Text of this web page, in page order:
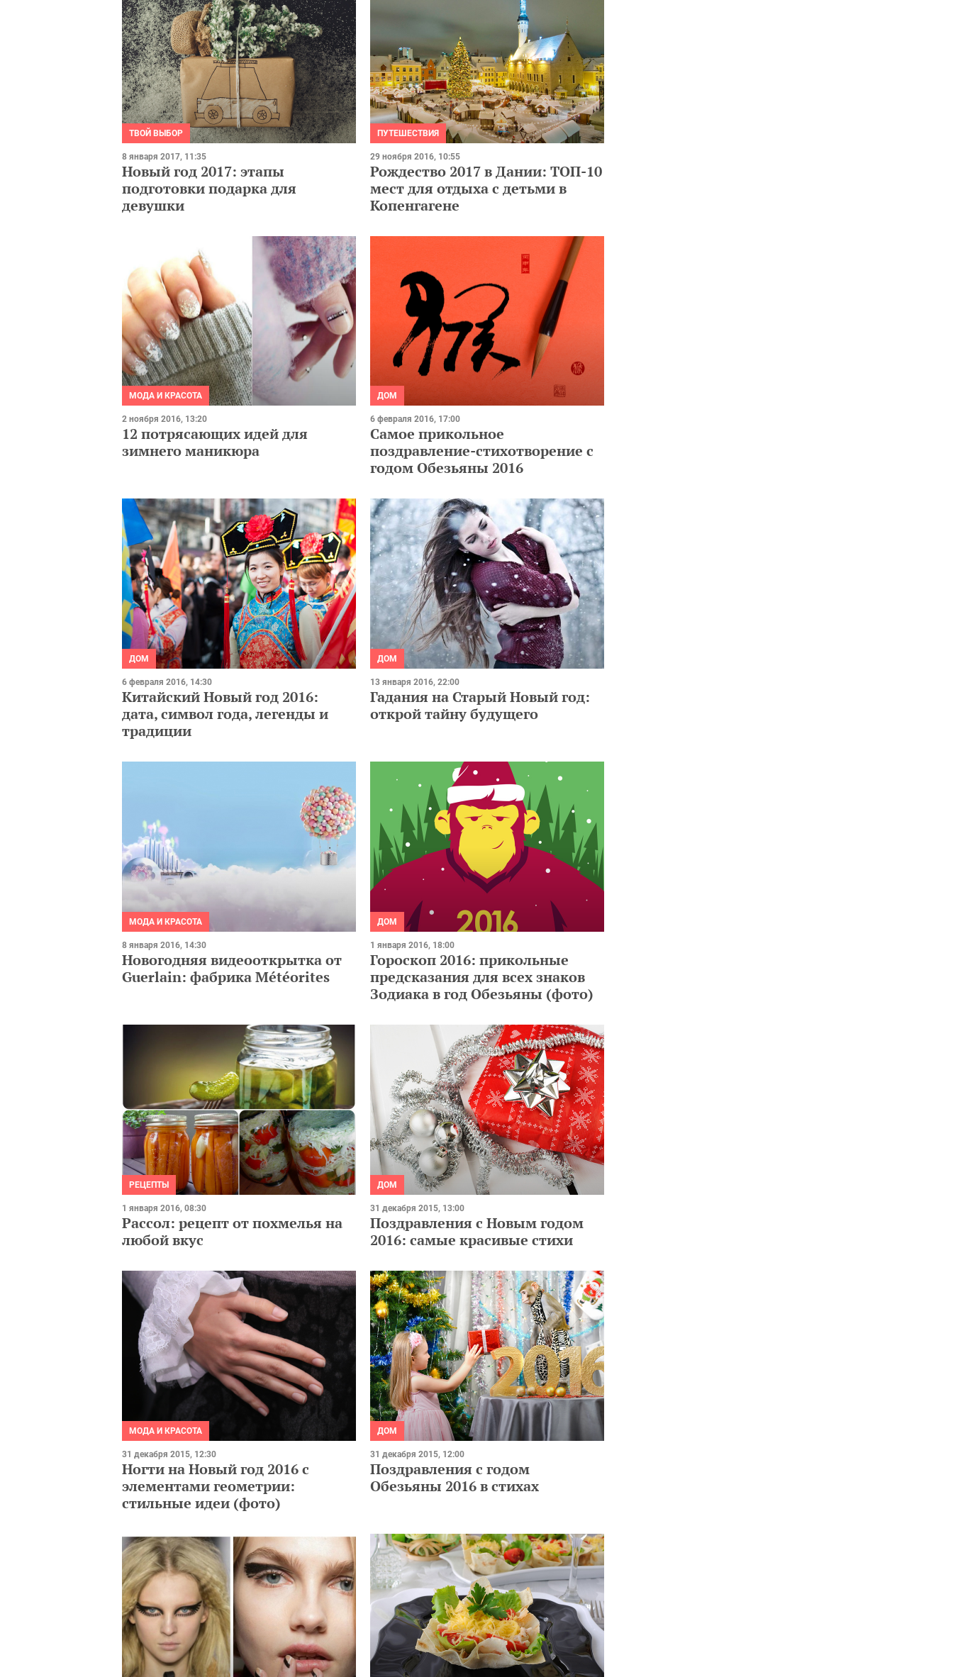
ТВОЙ ВЫБОР
8 января 2017, 11:35
Новый год 2017: этапы
подготовки подарка для
девушки
ПУТЕШЕСТВИЯ
29 ноября 2016, 10:55
Рождество 2017 в Дании: ТОП-10
мест для отдыха с детьми в
Копенгагене
МОДА И КРАСОТА
2 ноября 2016, 13:20
12 потрясающих идей для
зимнего маникюра
ДОМ
6 февраля 2016, 17:00
Самое прикольное
поздравление-стихотворение с
годом Обезьяны 2016
ДОМ
6 февраля 2016, 14:30
Китайский Новый год 2016:
дата, символ года, легенды и
традиции
ДОМ
13 января 2016, 22:00
Гадания на Старый Новый год:
открой тайну будущего
МОДА И КРАСОТА
8 января 2016, 14:30
Новогодняя видеооткрытка от
Guerlain: фабрика Météorites
ДОМ
1 января 2016, 18:00
Гороскоп 2016: прикольные
предсказания для всех знаков
Зодиака в год Обезьяны (фото)
РЕЦЕПТЫ
1 января 2016, 08:30
Рассол: рецепт от похмелья на
любой вкус
ДОМ
31 декабря 2015, 13:00
Поздравления с Новым годом
2016: самые красивые стихи
МОДА И КРАСОТА
31 декабря 2015, 12:30
Ногти на Новый год 2016 с
элементами геометрии:
стильные идеи (фото)
ДОМ
31 декабря 2015, 12:00
Поздравления с годом
Обезьяны 2016 в стихах